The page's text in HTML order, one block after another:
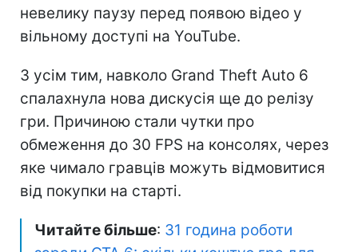
невелику паузу перед появою відео у
вільному доступі на YouTube.
З усім тим, навколо Grand Theft Auto 6
спалахнула нова дискусія ще до релізу
гри. Причиною стали чутки про
обмеження до 30 FPS на консолях, через
яке чимало гравців можуть відмовитися
від покупки на старті.
Читайте більше: 31 година роботи